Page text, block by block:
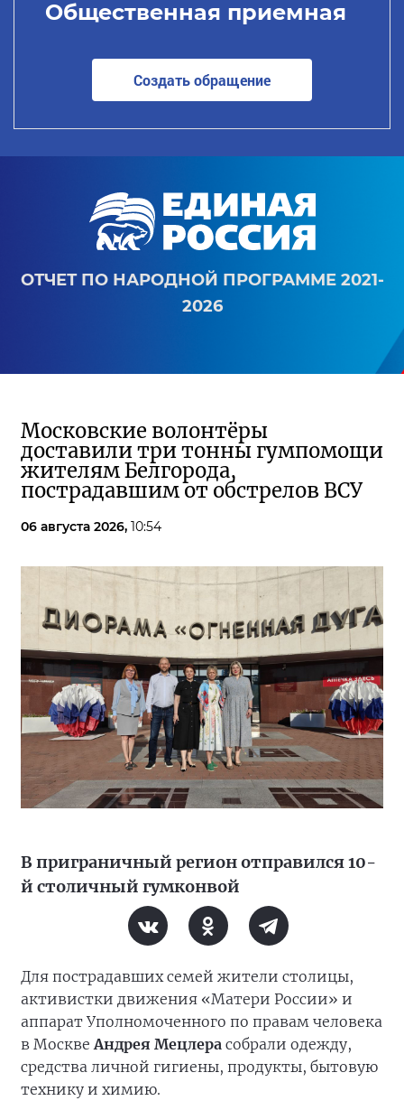
Общественная приемная
Создать обращение
ОТЧЕТ ПО НАРОДНОЙ ПРОГРАММЕ 2021-
2026
Московские волонтёры
доставили три тонны гумпомощи
жителям Белгорода,
пострадавшим от обстрелов ВСУ
06 августа 2026, 10:54
В приграничный регион отправился 10-
й столичный гумконвой
Для пострадавших семей жители столицы,
активистки движения «Матери России» и
аппарат Уполномоченного по правам человека
в МосквеАндрея Мецлера собрали одежду,
средства личной гигиены, продукты, бытовую
технику и химию.